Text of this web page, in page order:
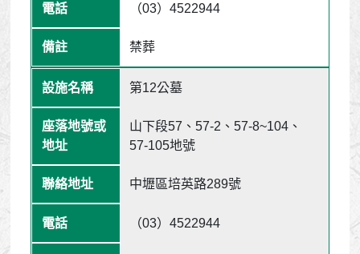
（03）4522944
禁葬
第12公墓
山下段57、57-2、57-8~104、
57-105地號
中壢區培英路289號
（03）4522944